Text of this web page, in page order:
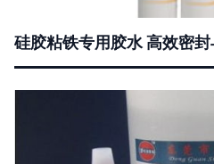
硅胶粘铁专用胶水 高效密